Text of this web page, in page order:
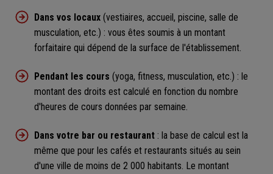
Dans vos locaux (vestiaires, accueil, piscine, salle de
musculation, etc.) : vous êtes soumis à un montant
forfaitaire qui dépend de la surface de l'établissement.
Pendant les cours (yoga, fitness, musculation, etc.) : le
montant des droits est calculé en fonction du nombre
d'heures de cours données par semaine.
Dans votre bar ou restaurant : la base de calcul est la
même que pour les cafés et restaurants situés au sein
d'une ville de moins de 2 000 habitants. Le montant